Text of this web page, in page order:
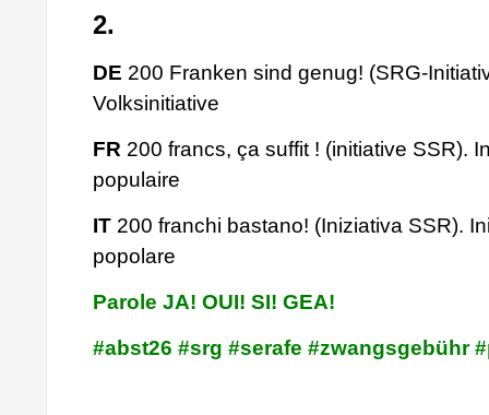
2.
DE 200 Franken sind genug! (SRG-
Volksinitiative
FR 200 francs, ça suffit ! (initiative SSR).
populaire
IT 200 franchi bastano! (Iniziativa SSR).
popolare
Parole JA! OUI! SI! GEA!
#abst26 #srg #serafe #zwangsgebühr